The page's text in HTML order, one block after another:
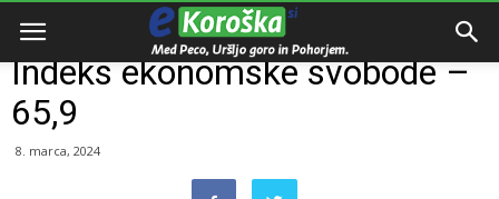
Domov
Indeks ekonomske svobode –
65,9
8. marca, 2024